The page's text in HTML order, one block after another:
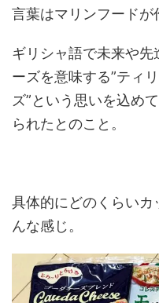
言葉はマリンフードが
ギリシャ語で未来や先
ーズを意味する”ティ
ズ”という思いを込め
られたとのこと。
具体的にどのくらいカ
んな感じ。